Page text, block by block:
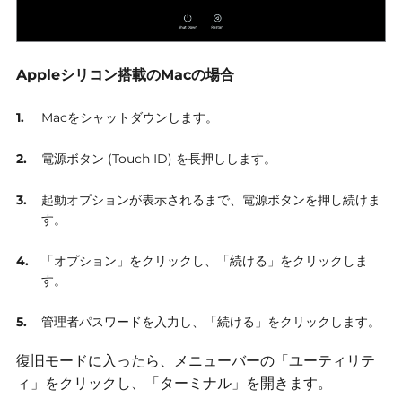
Appleシリコン搭載のMacの場合
Macをシャットダウンします。
電源ボタン (Touch ID) を長押しします。
起動オプションが表示されるまで、電源ボタンを押し続けま
す。
「オプション」をクリックし、「続ける」をクリックしま
す。
管理者パスワードを入力し、「続ける」をクリックします。
復旧モードに入ったら、メニューバーの「ユーティリテ
ィ」をクリックし、「ターミナル」を開きます。